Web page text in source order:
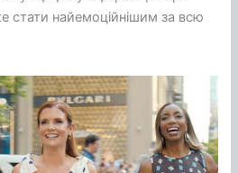
стати найемоційнішим за всю